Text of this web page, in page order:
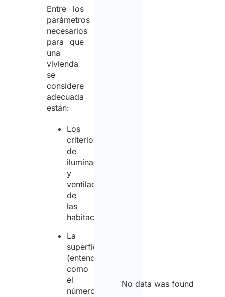
Entre los
parámetros
necesarios
para que
una
vivienda
se
considere
adecuada
están:
Los
criterios
de
iluminación
y
ventilación
de
las
habitaciones;
La
superficie
(entendida
como
el
número
No data was found